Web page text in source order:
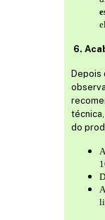
6.
Depois
do